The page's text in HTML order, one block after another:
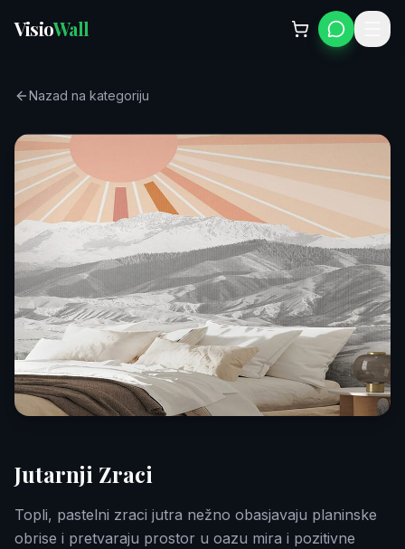
VisioWall
Nazad na kategoriju
Jutarnji Zraci
Topli, pastelni zraci jutra nežno obasjavaju planinske
obrise i pretvaraju prostor u oazu mira i pozitivne